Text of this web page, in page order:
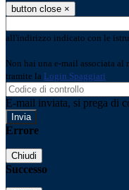
button close ×
all'indirizzo indicato con le
Non hai una e-mail associata al
tramite la Login Spaggiari
E-mail inviata, si prega di
Errore
Chiudi
Successo